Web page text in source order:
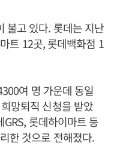
불고 있다. 롯데는 지난
트 12곳, 롯데백화점 1
여 명 가운데 동일
망퇴직 신청을 받았
롯데하이마트 등
한 것으로 전해졌다.